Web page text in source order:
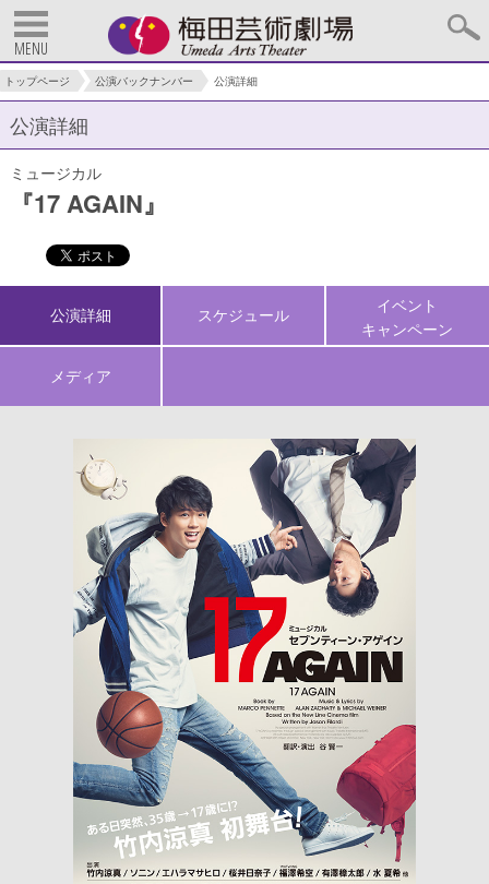
MENU
トップページ 公演バックナンバー 公演詳細
公演詳細
ミュージカル
『17 AGAIN』
公演詳細 スケジュール
イベント
キャンペーン
メディア